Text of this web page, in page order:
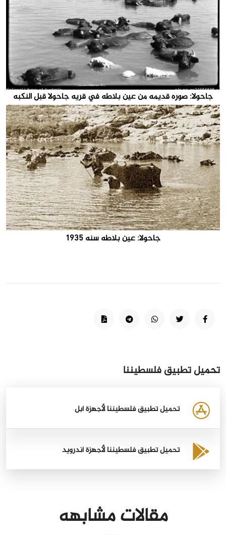
جاحولا: صوره قديمه من عين بلاطه في قريه جاحولا قبل النكبه
جاحولا: عين بلاطه سنه 1935
تحميل تطبيق فلسطيننا
تحميل تطبيق فلسطيننا لأجهزة أبل
تحميل تطبيق فلسطيننا لأجهزة أندرويد
مقالات مشابهه